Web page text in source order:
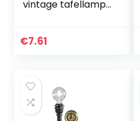
vintage tafellamp
retro bedlampje
€7.61